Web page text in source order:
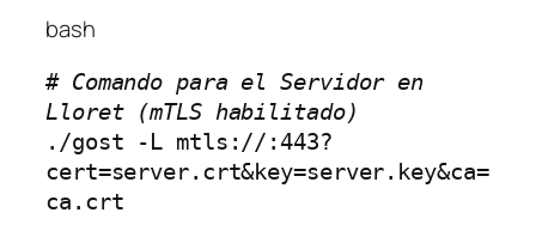
bash
# Comando para el Servidor en
Lloret (mTLS habilitado)
./gost -L mtls://:443?
cert=server.crt&key=server.key&ca=